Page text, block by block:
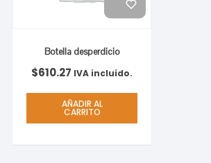
Botella desperdicio
$610.27 IVA incluido.
AÑADIR AL
CARRITO